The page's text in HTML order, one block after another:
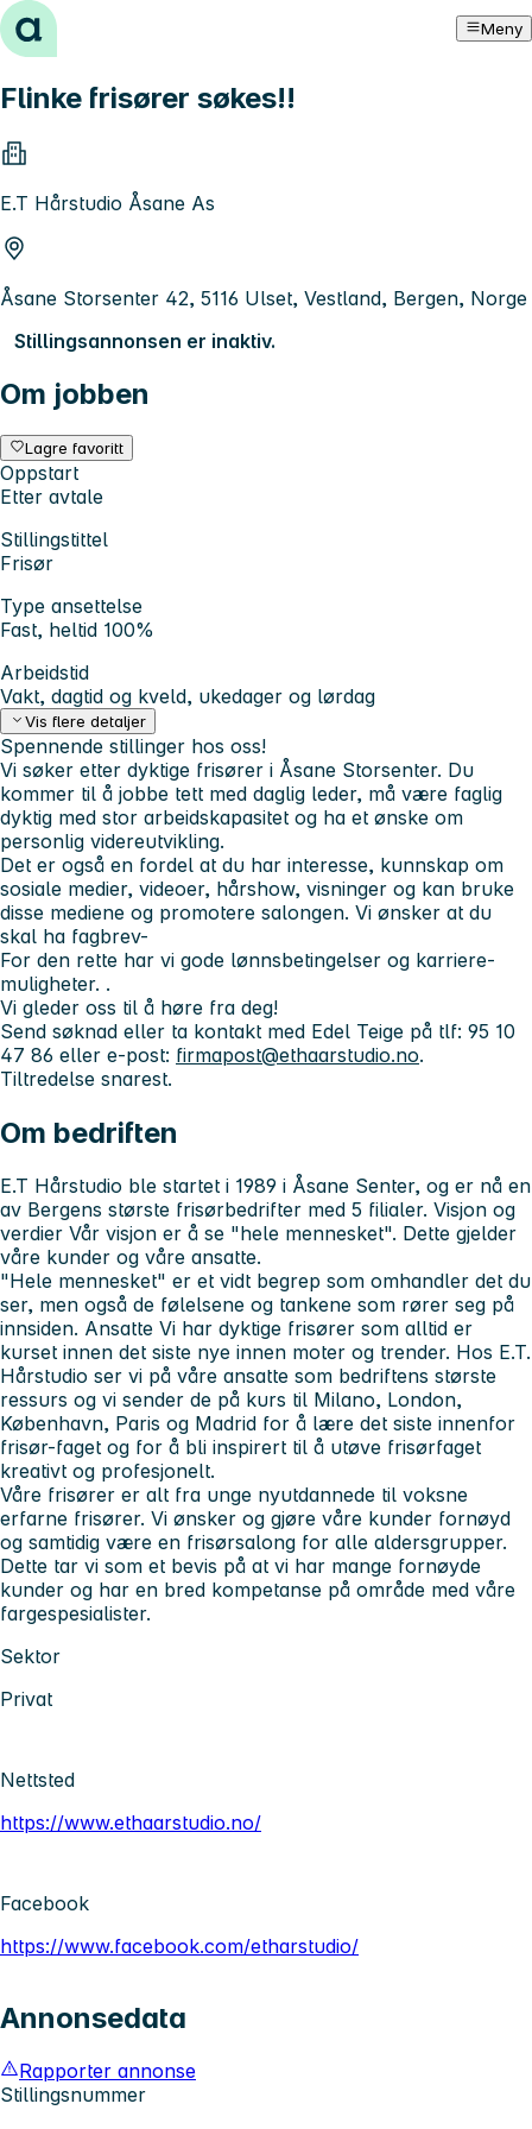
Hopp til innhold Meny
Flinke frisører søkes!!
E.T Hårstudio Åsane As
Åsane Storsenter 42, 5116 Ulset, Vestland, Bergen, Norge
Stillingsannonsen er inaktiv.
Om jobben
Lagre favoritt
Oppstart
Etter avtale
Stillingstittel
Frisør
Type ansettelse
Fast, heltid 100%
Arbeidstid
Vakt, dagtid og kveld, ukedager og lørdag
Vis flere detaljer
Spennende stillinger hos oss!
Vi søker etter dyktige frisører i Åsane Storsenter. Du
kommer til å jobbe tett med daglig leder, må være faglig
dyktig med stor arbeidskapasitet og ha et ønske om
personlig videreutvikling.
Det er også en fordel at du har interesse, kunnskap om
sosiale medier, videoer, hårshow, visninger og kan bruke
disse mediene og promotere salongen. Vi ønsker at du
skal ha fagbrev-
For den rette har vi gode lønnsbetingelser og karriere-
muligheter. .
Vi gleder oss til å høre fra deg!
Send søknad eller ta kontakt med Edel Teige på tlf: 95 10
47 86 eller e-post: firmapost@ethaarstudio.no.
Tiltredelse snarest.
Om bedriften
E.T Hårstudio ble startet i 1989 i Åsane Senter, og er nå en
av Bergens største frisørbedrifter med 5 filialer. Visjon og
verdier Vår visjon er å se "hele mennesket". Dette gjelder
våre kunder og våre ansatte.
"Hele mennesket" er et vidt begrep som omhandler det du
ser, men også de følelsene og tankene som rører seg på
innsiden. Ansatte Vi har dyktige frisører som alltid er
kurset innen det siste nye innen moter og trender. Hos E.T.
Hårstudio ser vi på våre ansatte som bedriftens største
ressurs og vi sender de på kurs til Milano, London,
København, Paris og Madrid for å lære det siste innenfor
frisør-faget og for å bli inspirert til å utøve frisørfaget
kreativt og profesjonelt.
Våre frisører er alt fra unge nyutdannede til voksne
erfarne frisører. Vi ønsker og gjøre våre kunder fornøyd
og samtidig være en frisørsalong for alle aldersgrupper.
Dette tar vi som et bevis på at vi har mange fornøyde
kunder og har en bred kompetanse på område med våre
fargespesialister.
Sektor
Privat
Nettsted
https://www.ethaarstudio.no/
Facebook
https://www.facebook.com/etharstudio/
Annonsedata
Rapporter annonse
Stillingsnummer